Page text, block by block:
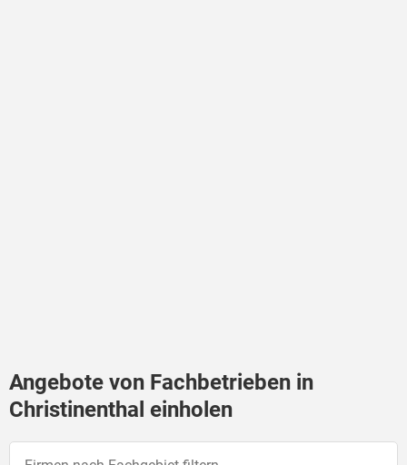
Angebote von Fachbetrieben in
Christinenthal einholen